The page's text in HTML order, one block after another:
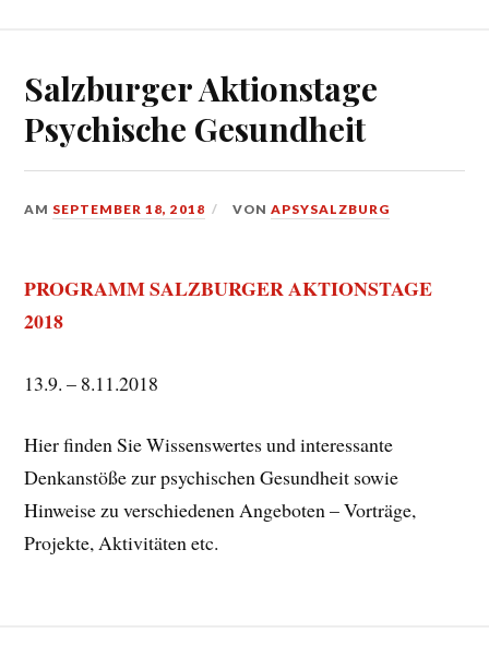
Salzburger Aktionstage
Psychische Gesundheit
AM SEPTEMBER 18, 2018 VONAPSYSALZBURG
PROGRAMM SALZBURGER AKTIONSTAGE
2018
13.9. – 8.11.2018
Hier finden Sie Wissenswertes und interessante
Denkanstöße zur psychischen Gesundheit sowie
Hinweise zu verschiedenen Angeboten – Vorträge,
Projekte, Aktivitäten etc.